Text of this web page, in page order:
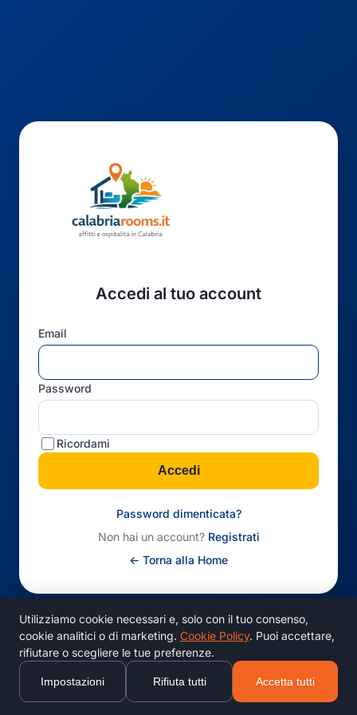
Accedi al tuo account
Email
Password
Ricordami
Accedi
Password dimenticata?
Non hai un account? Registrati
← Torna alla Home
Utilizziamo cookie necessari e, solo con il tuo consenso,
cookie analitici o di marketing. Cookie Policy. Puoi accettare,
rifiutare o scegliere le tue preferenze.
Impostazioni Rifiuta tutti Accetta tutti